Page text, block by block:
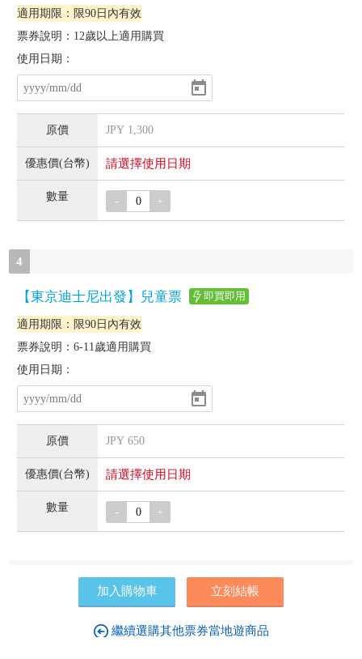
適用期限：限90日內有效
票券說明：12歲以上適用購買
使用日期：
JPY 1,300
請選擇使用日期
- +
4
【東京迪士尼出發】兒童票 即買即用
適用期限：限90日內有效
票券說明：6-11歲適用購買
使用日期：
JPY 650
請選擇使用日期
- +
加入購物車 立刻結帳
繼續選購其他票券當地遊商品